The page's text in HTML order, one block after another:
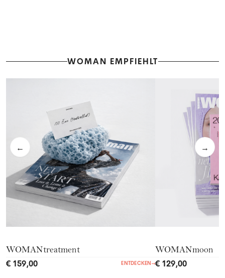
WOMAN EMPFIEHLT
← →
WOMANtreatment
€ 159,00 ENTDECKEN →
WOMANmoon
€ 129,00